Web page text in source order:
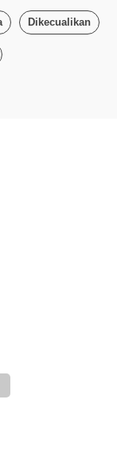
Dikecualikan